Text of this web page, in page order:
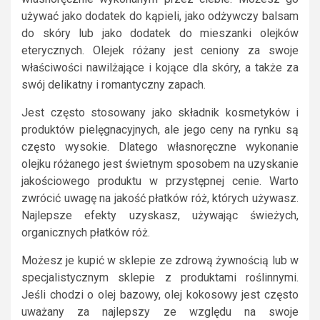
używać jako dodatek do kąpieli, jako odżywczy balsam
do skóry lub jako dodatek do mieszanki olejków
eterycznych. Olejek różany jest ceniony za swoje
właściwości nawilżające i kojące dla skóry, a także za
swój delikatny i romantyczny zapach.
Jest często stosowany jako składnik kosmetyków i
produktów pielęgnacyjnych, ale jego ceny na rynku są
często wysokie. Dlatego własnoręczne wykonanie
olejku różanego jest świetnym sposobem na uzyskanie
jakościowego produktu w przystępnej cenie. Warto
zwrócić uwagę na jakość płatków róż, których używasz.
Najlepsze efekty uzyskasz, używając świeżych,
organicznych płatków róż.
Możesz je kupić w sklepie ze zdrową żywnością lub w
specjalistycznym sklepie z produktami roślinnymi.
Jeśli chodzi o olej bazowy, olej kokosowy jest często
uważany za najlepszy ze względu na swoje